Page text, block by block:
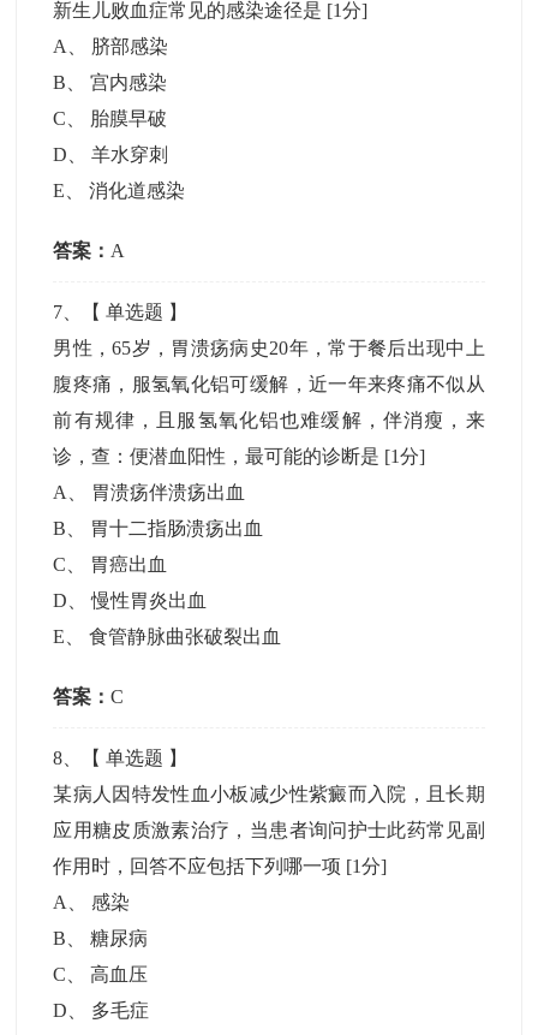
新生儿败血症常见的感染途径是 [1分]
A
脐部感染
B 、宫内感染
C
胎膜早破
D 、羊水穿刺
E 、消化道感染
答案： A
7 、【单选题 】
男性，65岁，胃溃疡病史20年，常于餐后出现中上
腹疼痛，服氢氧化铝可缓解，近一年来疼痛不似从
前有规律，且服氢氧化铝也难缓解，伴消瘦，来
诊，查：便潜血阳性，最可能的诊断是 [1分]
A
胃溃疡伴溃疡出血
B
胃十二指肠溃疡出血
C
胃癌出血
D 、慢性胃炎出血
E 、食管静脉曲张破裂出血
答案：C
8 、【单选题 】
某病人因特发性血小板减少性紫癜而入院，且长期
应用糖皮质激素治疗，当患者询问护士此药常见副
作用时，回答不应包括下列哪一项 [1分]
A
、感染
B 、糖尿病
C 、高血压
D
多毛症